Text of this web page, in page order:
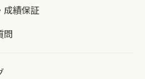
成績保証
問